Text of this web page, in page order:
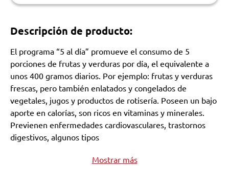
Descripción de producto:
El programa “5 al día” promueve el consumo de 5
porciones de frutas y verduras por día, el equivalente a
unos 400 gramos diarios. Por ejemplo: frutas y verduras
frescas, pero también enlatados y congelados de
vegetales, jugos y productos de rotisería. Poseen un bajo
aporte en calorías, son ricos en vitaminas y minerales.
Previenen enfermedades cardiovasculares, trastornos
digestivos, algunos tipos
Mostrar más